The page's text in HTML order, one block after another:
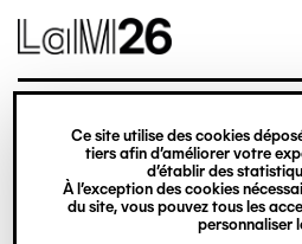
Gestion des cookies
Ce site utilise des cookies
tiers afin d’améliorer votre
d’établir des
À l’exception des cookies
du site, vous pouvez tous les
personnaliser
contenu